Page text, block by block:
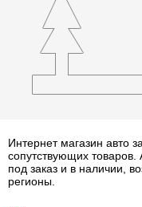
Интернет магазин авто
сопутствующих товаров.
под заказ и в наличии,
регионы.